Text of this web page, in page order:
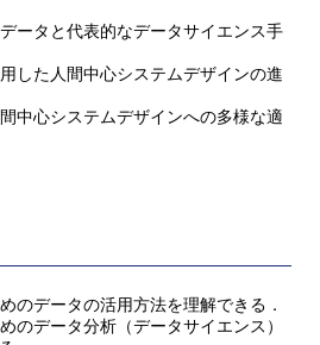
ータと代表的なデータサイエンス手
した人間中心システムデザインの進
中心システムデザインへの多様な適
のデータの活用方法を理解できる．
のデータ分析（データサイエンス）